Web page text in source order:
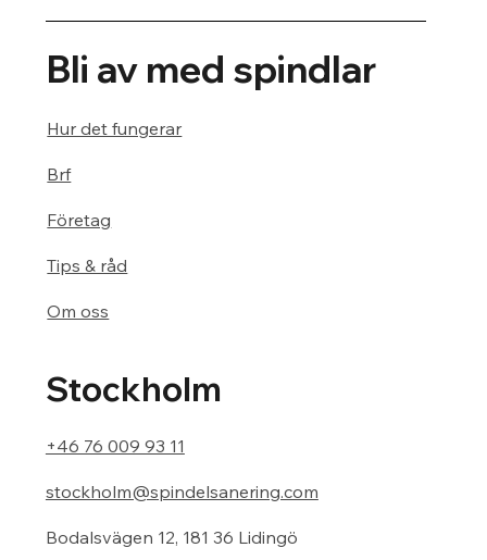
Bli av med spindlar
Hur det fungerar
Brf
Företag
Tips & råd
Om oss
Stockholm
+46 76 009 93 11
Bodalsvägen 12, 181 36 Lidingö
stockholm@spindelsanering.com